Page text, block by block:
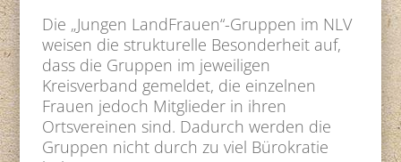
Die „Jungen LandFrauen“-Gruppen im NLV
weisen die strukturelle Besonderheit auf,
dass die Gruppen im jeweiligen
Kreisverband gemeldet, die einzelnen
Frauen jedoch Mitglieder in ihren
Ortsvereinen sind. Dadurch werden die
Gruppen nicht durch zu viel Bürokratie